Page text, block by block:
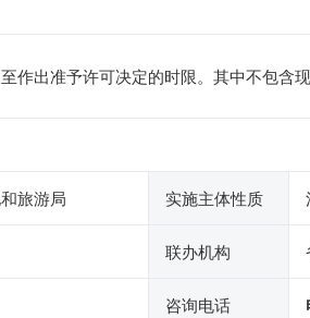
作出准予许可决定的时限。其中不包含现
旅游局 实施主体性质
联办机构
咨询电话